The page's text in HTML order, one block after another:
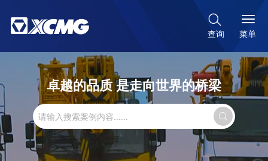

查询 菜单
卓越的品质 是走向世界的桥梁
